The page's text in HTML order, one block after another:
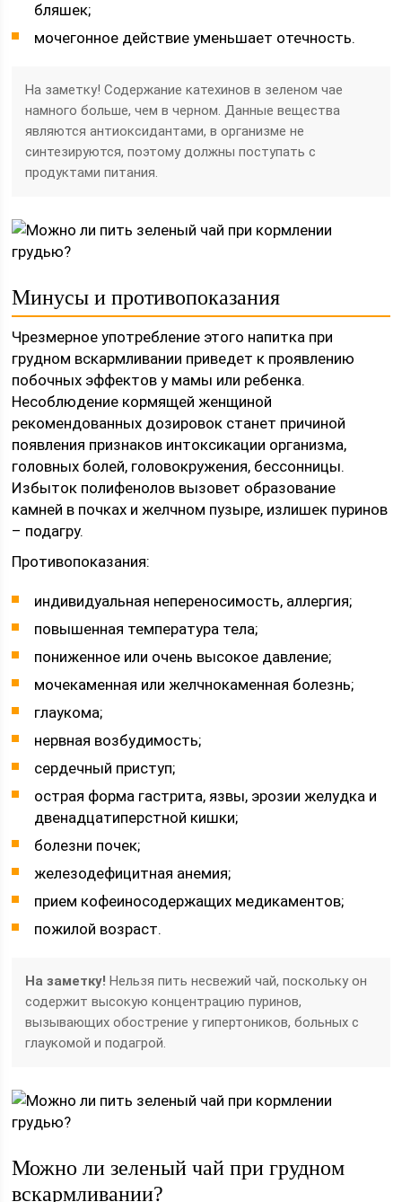
бляшек;
мочегонное действие уменьшает отечность.
На заметку! Содержание катехинов в зеленом чае
намного больше, чем в черном. Данные вещества
являются антиоксидантами, в организме не
синтезируются, поэтому должны поступать с
продуктами питания.
Минусы и противопоказания
Чрезмерное употребление этого напитка при
грудном вскармливании приведет к проявлению
побочных эффектов у мамы или ребенка.
Несоблюдение кормящей женщиной
рекомендованных дозировок станет причиной
появления признаков интоксикации организма,
головных болей, головокружения, бессонницы.
Избыток полифенолов вызовет образование
камней в почках и желчном пузыре, излишек пуринов
– подагру.
Противопоказания:
индивидуальная непереносимость, аллергия;
повышенная температура тела;
пониженное или очень высокое давление;
мочекаменная или желчнокаменная болезнь;
глаукома;
нервная возбудимость;
сердечный приступ;
острая форма гастрита, язвы, эрозии желудка и
двенадцатиперстной кишки;
болезни почек;
железодефицитная анемия;
прием кофеиносодержащих медикаментов;
пожилой возраст.
На заметку! Нельзя пить несвежий чай, поскольку он
содержит высокую концентрацию пуринов,
вызывающих обострение у гипертоников, больных с
глаукомой и подагрой.
Можно ли зеленый чай при грудном
вскармливании?